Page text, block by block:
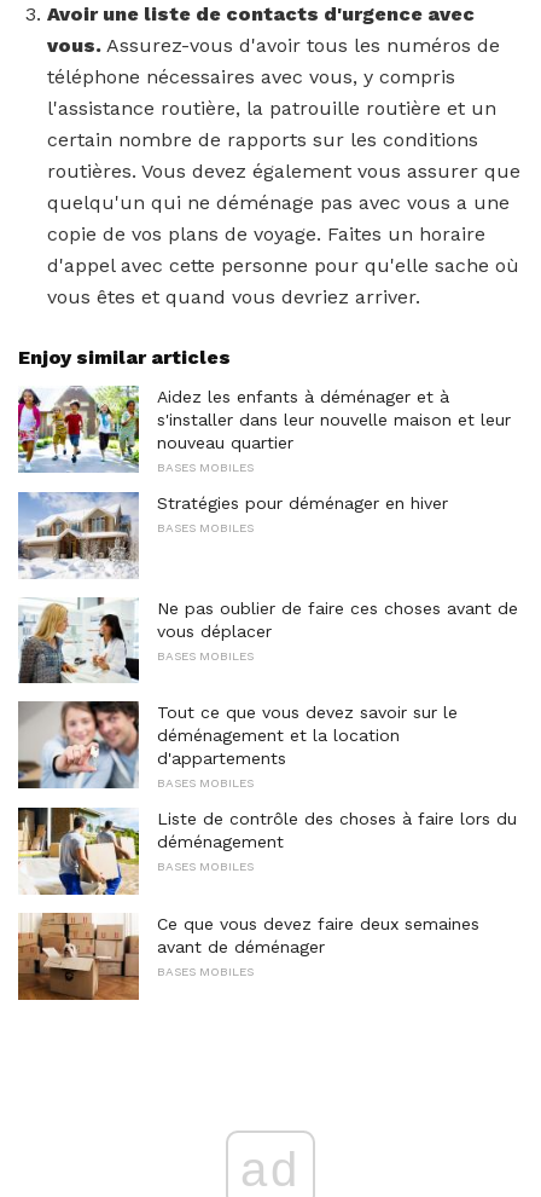
Avoir une liste de contacts d'urgence avec
vous. Assurez-vous d'avoir tous les numéros de
téléphone nécessaires avec vous, y compris
l'assistance routière, la patrouille routière et un
certain nombre de rapports sur les conditions
routières. Vous devez également vous assurer que
quelqu'un qui ne déménage pas avec vous a une
copie de vos plans de voyage. Faites un horaire
d'appel avec cette personne pour qu'elle sache où
vous êtes et quand vous devriez arriver.
Enjoy similar articles
Aidez les enfants à déménager et à
s'installer dans leur nouvelle maison et leur
nouveau quartier
BASES MOBILES
Stratégies pour déménager en hiver
BASES MOBILES
Ne pas oublier de faire ces choses avant de
vous déplacer
BASES MOBILES
Tout ce que vous devez savoir sur le
déménagement et la location
d'appartements
BASES MOBILES
Liste de contrôle des choses à faire lors du
déménagement
BASES MOBILES
Ce que vous devez faire deux semaines
avant de déménager
BASES MOBILES
ad